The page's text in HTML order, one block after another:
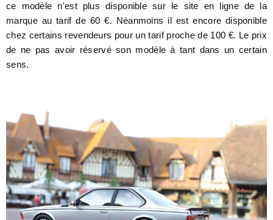
ce modèle n'est plus disponible sur le site en ligne de la
marque au tarif de 60 €. Néanmoins il est encore disponible
chez certains revendeurs pour un tarif proche de 100 €. Le prix
de ne pas avoir réservé son modèle à tant dans un certain
sens.